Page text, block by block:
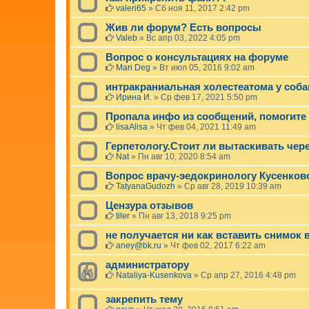
м
л
а
а
н
valeri65 » Сб ноя 11, 2017 2:42 pm
Жив ли форум? Есть вопросы
Valeb » Вс апр 03, 2022 4:05 pm
Вопрос о консультациях на форуме
Mari Deg » Вт июл 05, 2016 9:02 am
интракраниальная холестеатома у
Ирина И. » Ср фев 17, 2021 5:50 pm
Пропала инфо из сообщений, помогите
lisaAlisa » Чт фев 04, 2021 11:49 am
Герпетологу.Стоит ли вытаскивать
Nat» Пн авг 10, 2020 8:54 am
Вопрос врачу-эедокринологу
TatyanaGudozh » Ср авг 28, 2019 10:39 am
Цензура отзывов
tiler » Пн авг 13, 2018 9:25 pm
не получается ни как вставить снимок
aney@bk.ru » Чт фев 02, 2017 6:22 am
администратору
Nataliya-Kusenkova » Ср апр 27, 2016 4:48 pm
закрепить тему